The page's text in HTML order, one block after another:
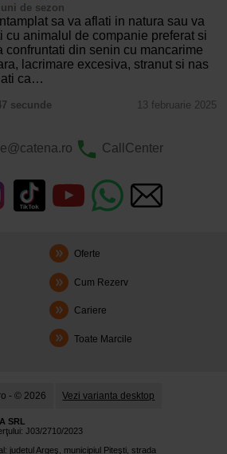
de sezon
sa va aflati in natura sau va
cu animalul de companie preferat si
confruntati din senin cu mancarime
lacrimare excesiva, stranut si nas
ca…
secunde 13 februarie 2025
CallCenter
Oferte
Cum Rezerv
Cariere
Toate Marcile
- © 2026 Vezi varianta desktop
SRL
J03/2710/2023
judetul Argeş, municipiul Piteşti, strada